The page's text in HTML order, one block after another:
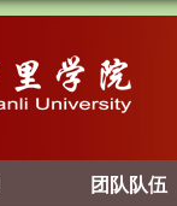
团队队伍